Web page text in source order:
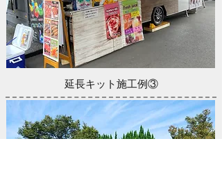
延長キット施工例③